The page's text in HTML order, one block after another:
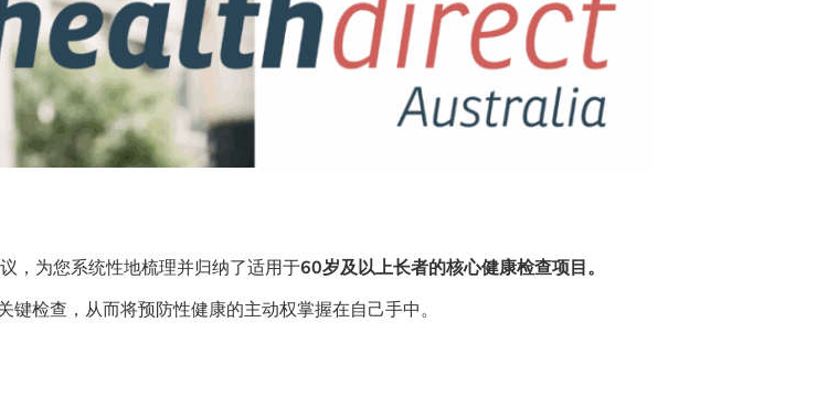
，为您系统性地梳理并归纳了适用于60岁及以上长者的核心健康检查项目。
检查，从而将预防性健康的主动权掌握在自己手中。